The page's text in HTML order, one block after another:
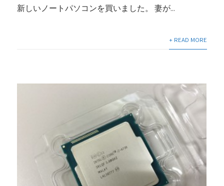
新しいノートパソコンを買いました。 妻が...
+ READ MORE